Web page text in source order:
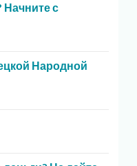
Начните с
Народной